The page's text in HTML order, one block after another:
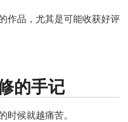
作品，尤其是可能收获好评
的手记
时候就越痛苦。